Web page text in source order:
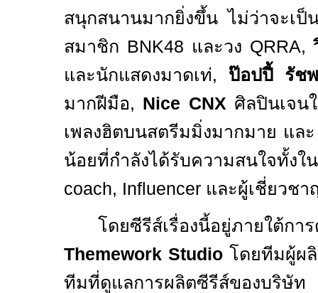
สนุกสนานมากยิ่งขึ้น ไม่ว่าจะเ
สมาชิก BNK48 และวง QRRA,
และนักแสดงมาดเท่, ป๊อปปี้ รัช
มากฝีมือ, Nice CNX ศิลปินเจน
เพลงฮิตบนสตรีมมิ่งมากมาย แล
น้อยที่กำลังได้รับความสนใจทั้งใ
coach, Influencer และผู้เชี่ยวช
โดยซีรีส์เรื่องนี้อยู่ภายใต้กา
Themework Studio โดยทีมผู้ผ
ทีมที่ดูแลการผลิตซีรีส์ข